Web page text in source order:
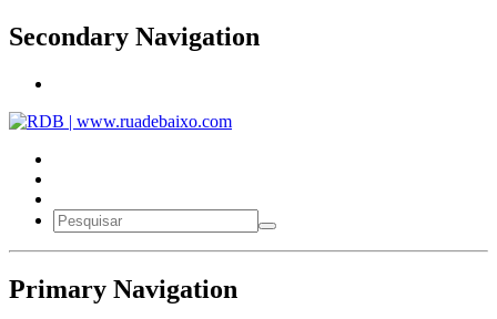
Secondary Navigation
Primary Navigation